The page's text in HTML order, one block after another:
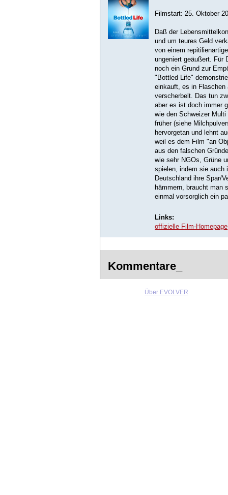
Filmstart: 25. Oktober
Daß der
und um teures Geld
von einem
ungeniert geäußert. Für
noch ein Grund zur
"Bottled Life"
einkauft, es in Flaschen
verscherbelt. Das tun
aber es ist doch immer
wie den Schweizer
früher (siehe
hervorgetan und lehnt
weil es dem Film "an
aus den falschen
wie sehr NGOs, Grüne
spielen, indem sie auch
Deutschland ihre Spar/
hämmern, braucht man
einmal vorsorglich ein
Links:
offizielle Film-Homepage
Kommentare_
Über EVOLVER